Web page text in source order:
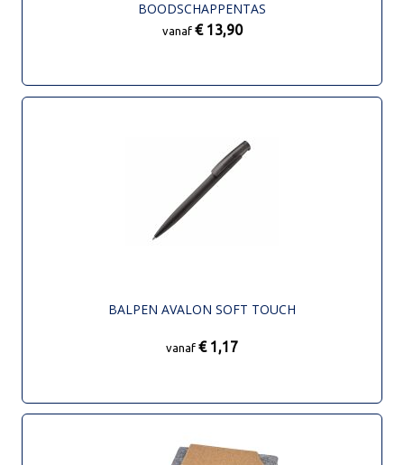
BOODSCHAPPENTAS
vanaf € 13,90
BALPEN AVALON SOFT TOUCH
vanaf € 1,17